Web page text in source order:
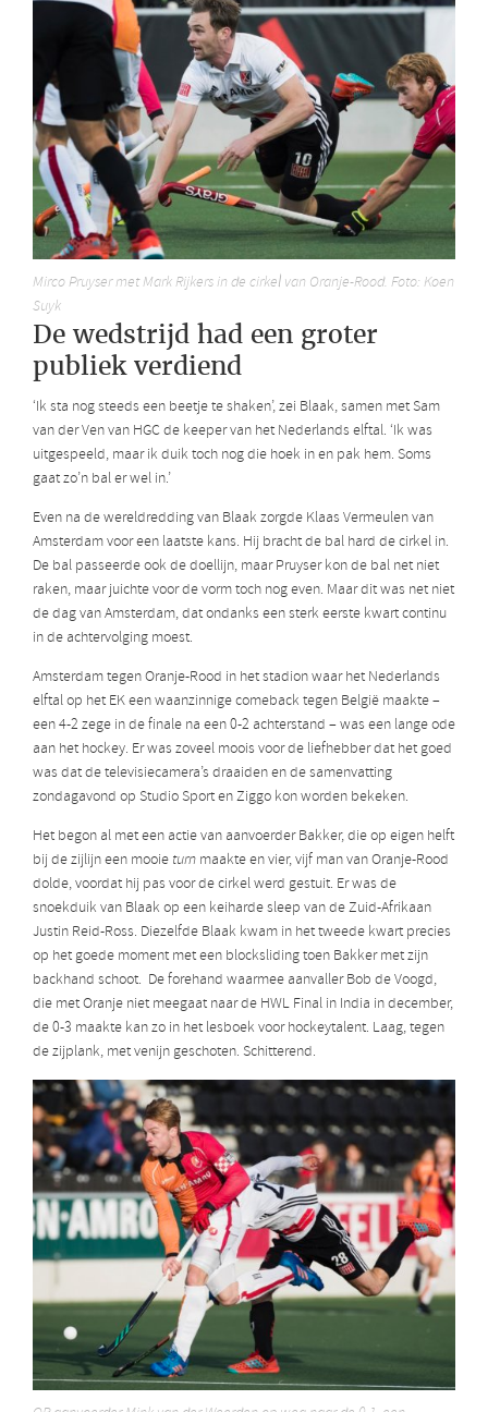
Mirco Pruyser met Mark Rijkers in de cirkel van Oranje-Rood. Foto: Koen
Suyk
De wedstrijd had een groter
publiek verdiend
‘Ik sta nog steeds een beetje te shaken’, zei Blaak, samen met Sam
van der Ven van HGC de keeper van het Nederlands elftal. ‘Ik was
uitgespeeld, maar ik duik toch nog die hoek in en pak hem. Soms
gaat zo’n bal er wel in.’
Even na de wereldredding van Blaak zorgde Klaas Vermeulen van
Amsterdam voor een laatste kans. Hij bracht de bal hard de cirkel in.
De bal passeerde ook de doellijn, maar Pruyser kon de bal net niet
raken, maar juichte voor de vorm toch nog even. Maar dit was net niet
de dag van Amsterdam, dat ondanks een sterk eerste kwart continu
in de achtervolging moest.
Amsterdam tegen Oranje-Rood in het stadion waar het Nederlands
elftal op het EK een waanzinnige comeback tegen België maakte –
een 4-2 zege in de finale na een 0-2 achterstand – was een lange ode
aan het hockey. Er was zoveel moois voor de liefhebber dat het goed
was dat de televisiecamera’s draaiden en de samenvatting
zondagavond op Studio Sport en Ziggo kon worden bekeken.
Het begon al met een actie van aanvoerder Bakker, die op eigen helft
bij de zijlijn een mooie turn maakte en vier, vijf man van Oranje-Rood
dolde, voordat hij pas voor de cirkel werd gestuit. Er was de
snoekduik van Blaak op een keiharde sleep van de Zuid-Afrikaan
Justin Reid-Ross. Diezelfde Blaak kwam in het tweede kwart precies
op het goede moment met een blocksliding toen Bakker met zijn
backhand schoot. De forehand waarmee aanvaller Bob de Voogd,
die met Oranje niet meegaat naar de HWL Final in India in december,
de 0-3 maakte kan zo in het lesboek voor hockeytalent. Laag, tegen
de zijplank, met venijn geschoten. Schitterend.